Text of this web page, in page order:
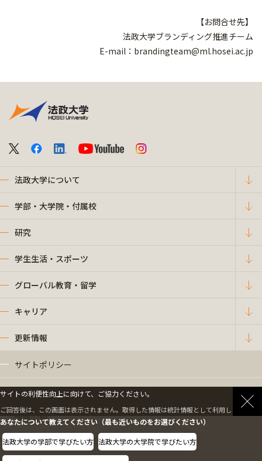
【お問合せ先】
法政大学ブランディング推進チーム
E-mail：brandingteam@ml.hosei.ac.jp
法政大学について
学部・大学院・付属校
研究
学生生活・スポーツ
グローバル教育・留学
キャリア
更新情報
サイトポリシー
プライバシーポリシー
情報公開
採用情報
サイトの利便性向上に向けて、ご協力ください。
ご回答後は、この画面は表示されません。取得した情報は統計情報として利用します。
あなたについて教えてください（最も近いものをお選びください）
法政大学の学部で学びたい方 法政大学の大学院で学びたい方